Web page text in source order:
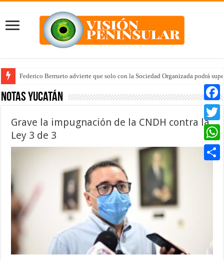
Federico Berrueto advierte que solo con la Sociedad Organizada podrá
Arrancan la tercera etapa de Médico 24/7
Notas Yucatán
Grave la impugnación de la CNDH contra la
Ley 3 de 3
Twitter